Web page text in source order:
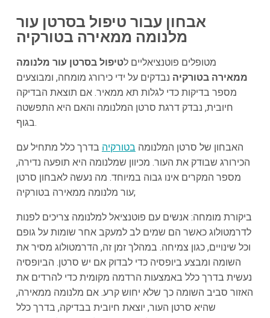
אבחון עבור טיפול בסרטן עור
מלנומה ממאירה בטורקיה
מטופלים פוטנציאליים לטיפול בסרטן עור מלנומה
ממאירה בטורקיה נבדקים על ידי כירורג מומחה, ומבוצעים
מספר בדיקות כדי לגלות תא ממאיר. אם תוצאת הבדיקה
חיובית, נבדק דרגת סרטן המלנומה והאם היא התפשטה
בגוף.
האבחון של סרטן המלנומה בטורקיה בדרך כלל מתחיל עם
הכירורג שבודק את העור. מכיוון שמלנומה היא תופעה נדירה,
מספר המקרים אינו גבוה במיוחד. מה נעשה לאבחון סרטן
עור מלנומה ממאירה בטורקיה;
ביקורת מומחה: אנשים עם פוטנציאל למלנומה צריכים לפנות
לדרמטולוג כאשר הם שמים לב למעקב אחר שומות על גופם
וכל שינויים, כגון צמיחה. במהלך זמן זה, הדרמטולוג מסיר את
השומה ומבצע ביופסיה כדי לבדוק אם יש סרטן. הביופסיה
נעשית בדרך כלל באמצעות הרדמה מקומית כדי להרדים את
האזור סביב השומה כך שלא יחוש קרע. אם מלנומה ממאירה,
שהיא סרטן העור, יוצאת חיובית בבדיקה, בדרך כלל